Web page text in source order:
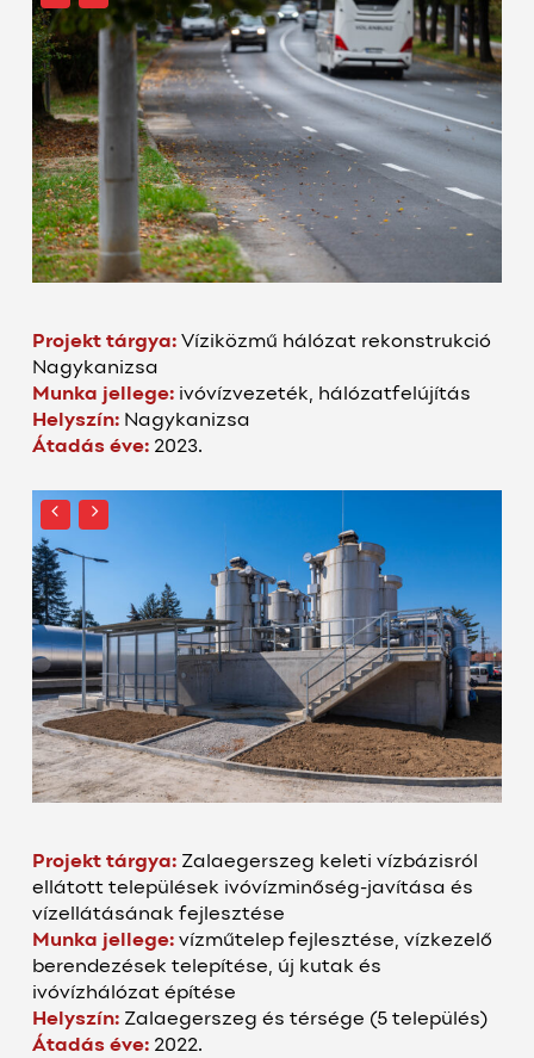
Projekt tárgya:Víziközmű hálózat rekonstrukció
Nagykanizsa
Munka jellege: ivóvízvezeték, hálózatfelújítás
Helyszín: Nagykanizsa
Átadás éve: 2023.
Projekt tárgya: Zalaegerszeg keleti vízbázisról
ellátott települések ivóvízminőség-javítása és
vízellátásának fejlesztése
Munka jellege: vízműtelep fejlesztése, vízkezelő
berendezések telepítése, új kutak és
ivóvízhálózat építése
Helyszín: Zalaegerszeg és térsége (5 település)
Átadás éve: 2022.